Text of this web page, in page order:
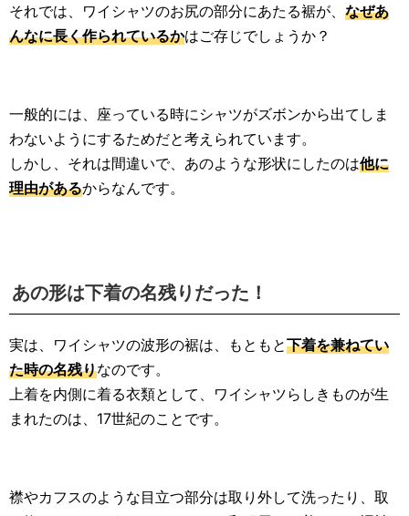
それでは、ワイシャツのお尻の部分にあたる裾が、 なぜあ
んなに長く作られているかはご存じでしょうか？
一般的には、座っている時にシャツがズボンから出てしま
わないようにするためだと考えられています。
しかし、それは間違いで、あのような形状にしたのは他に
理由があるからなんです。
あの形は下着の名残りだった！
実は、ワイシャツの波形の裾は、もともと下着を兼ねてい
た時の名残りなのです。
上着を内側に着る衣類として、ワイシャツらしきものが生
まれたのは、17世紀のことです。
襟やカフスのような目立つ部分は取り外して洗ったり、取